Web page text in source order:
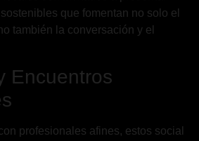
que fomentan no solo el
también la conversación y el
Encuentros
profesionales afines, estos social